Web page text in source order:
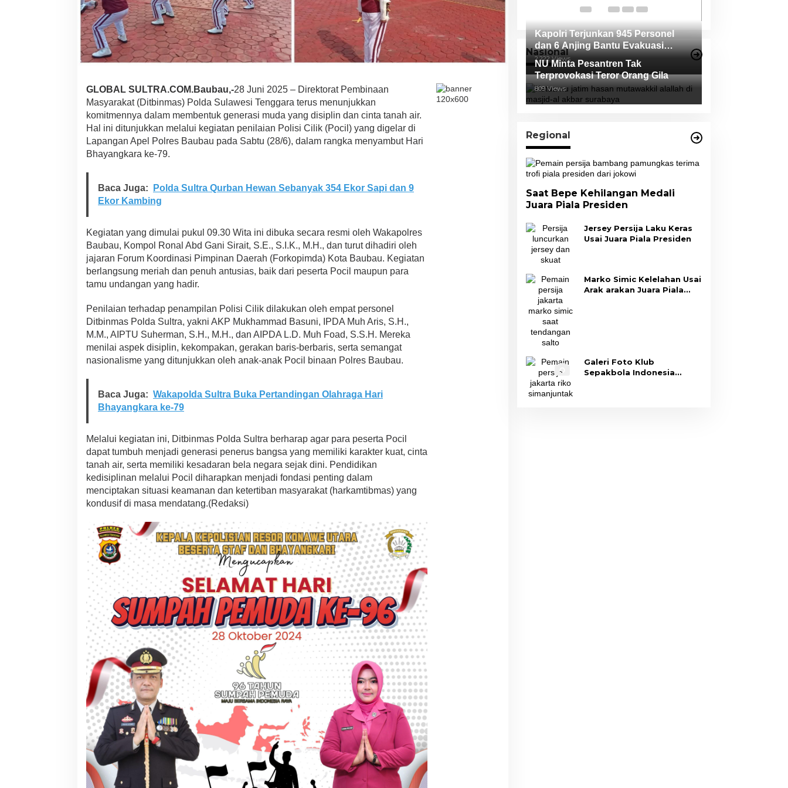
a
u
b
a
d
a
m
n
g
k
a
r
i
a
y
a
n
k
r
a
k
7
GLOBAL SULTRA.COM.Baubau,-28 Juni 2025 – Direktorat Pembinaan
Masyarakat (Ditbinmas) Polda Sulawesi Tenggara terus menunjukkan
komitmennya dalam membentuk generasi muda yang disiplin dan cinta tanah air.
Hal ini ditunjukkan melalui kegiatan penilaian Polisi Cilik (Pocil) yang digelar di
Lapangan Apel Polres Baubau pada Sabtu (28/6), dalam rangka menyambut Hari
Bhayangkara ke-79.
Baca Juga:
Polda Sultra Qurban Hewan Sebanyak 354 Ekor Sapi dan 9
Ekor Kambing
Kegiatan yang dimulai pukul 09.30 Wita ini dibuka secara resmi oleh Wakapolres
Baubau, Kompol Ronal Abd Gani Sirait, S.E., S.I.K., M.H., dan turut dihadiri oleh
jajaran Forum Koordinasi Pimpinan Daerah (Forkopimda) Kota Baubau. Kegiatan
berlangsung meriah dan penuh antusias, baik dari peserta Pocil maupun para
tamu undangan yang hadir.
Penilaian terhadap penampilan Polisi Cilik dilakukan oleh empat personel
Ditbinmas Polda Sultra, yakni AKP Mukhammad Basuni, IPDA Muh Aris, S.H.,
M.M., AIPTU Suherman, S.H., M.H., dan AIPDA L.D. Muh Foad, S.S.H. Mereka
menilai aspek disiplin, kekompakan, gerakan baris-berbaris, serta semangat
nasionalisme yang ditunjukkan oleh anak-anak Pocil binaan Polres Baubau.
Baca Juga: Wakapolda Sultra Buka Pertandingan Olahraga Hari
Bhayangkara ke-79
Melalui kegiatan ini, Ditbinmas Polda Sultra berharap agar para peserta Pocil
dapat tumbuh menjadi generasi penerus bangsa yang memiliki karakter kuat, cinta
tanah air, serta memiliki kesadaran bela negara sejak dini. Pendidikan
kedisiplinan melalui Pocil diharapkan menjadi fondasi penting dalam
menciptakan situasi keamanan dan ketertiban masyarakat (harkamtibmas) yang
kondusif di masa mendatang.(Redaksi)
Nasional
Kapolri Terjunkan 945 Personel
dan 6 Anjing Bantu Evakuasi
Korban Erupsi Gunung Semeru
2,222 Views
NU Minta Pesantren Tak
Terprovokasi Teror Orang Gila
809 Views
Regional
Saat Bepe Kehilangan Medali
Juara Piala Presiden
Jersey Persija Laku Keras
Usai Juara Piala Presiden
Marko Simic Kelelahan Usai
Arak arakan Juara Piala
Galeri Foto Klub
Sepakbola Indonesia